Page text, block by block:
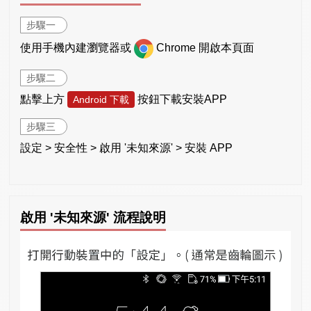
步驟一
使用手機內建瀏覽器或 Chrome 開啟本頁面
步驟二
點擊上方 Android 下載 按鈕下載安裝APP
步驟三
設定 > 安全性 > 啟用 '未知來源' > 安裝 APP
啟用 '未知來源' 流程說明